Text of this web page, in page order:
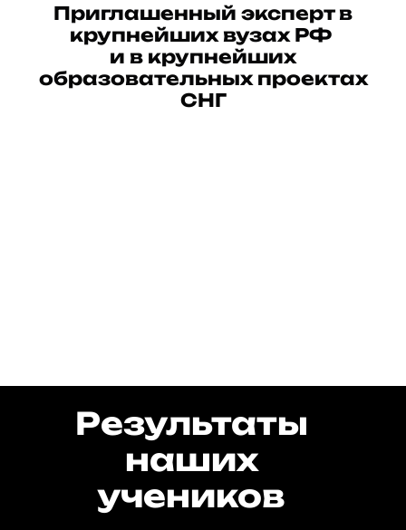
Приглашенный эксперт в
крупнейших вузах РФ
и в крупнейших
образовательных проектах
СНГ
Результаты
наших
учеников